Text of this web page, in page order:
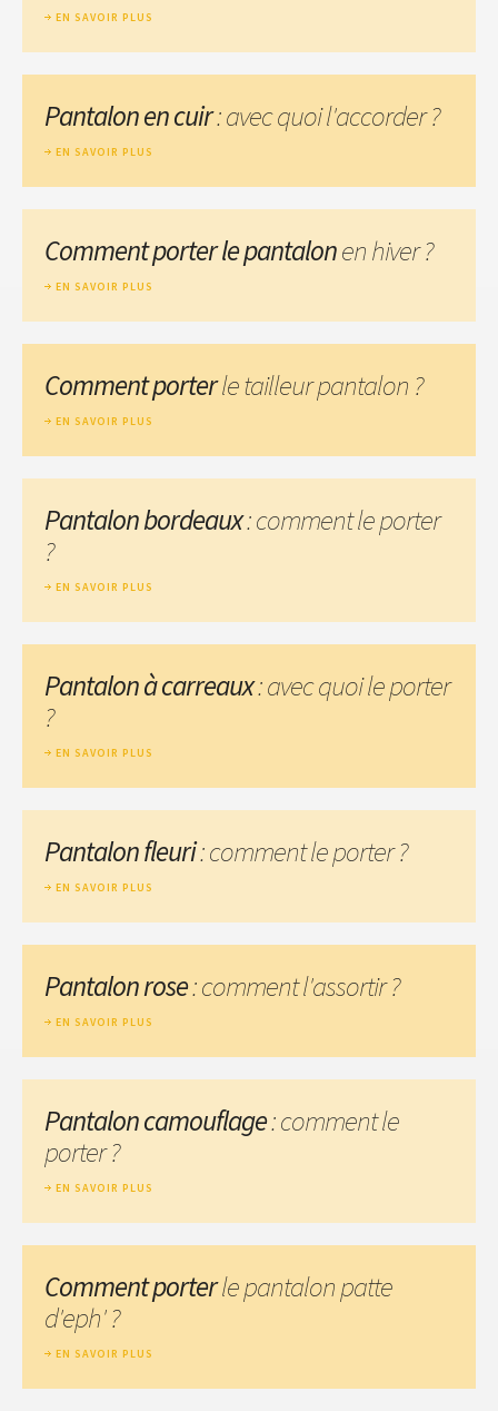
EN SAVOIR PLUS
Pantalon en cuir: avec quoi l'accorder ?
EN SAVOIR PLUS
Comment porter le pantalonen hiver ?
EN SAVOIR PLUS
Comment porterle tailleur pantalon ?
EN SAVOIR PLUS
Pantalon bordeaux: comment le porter
?
EN SAVOIR PLUS
Pantalon à carreaux: avec quoi le porter
?
EN SAVOIR PLUS
Pantalon fleuri: comment le porter ?
EN SAVOIR PLUS
Pantalon rose: comment l'assortir ?
EN SAVOIR PLUS
Pantalon camouflage: comment le
porter ?
EN SAVOIR PLUS
Comment porterle pantalon patte
d'eph' ?
EN SAVOIR PLUS